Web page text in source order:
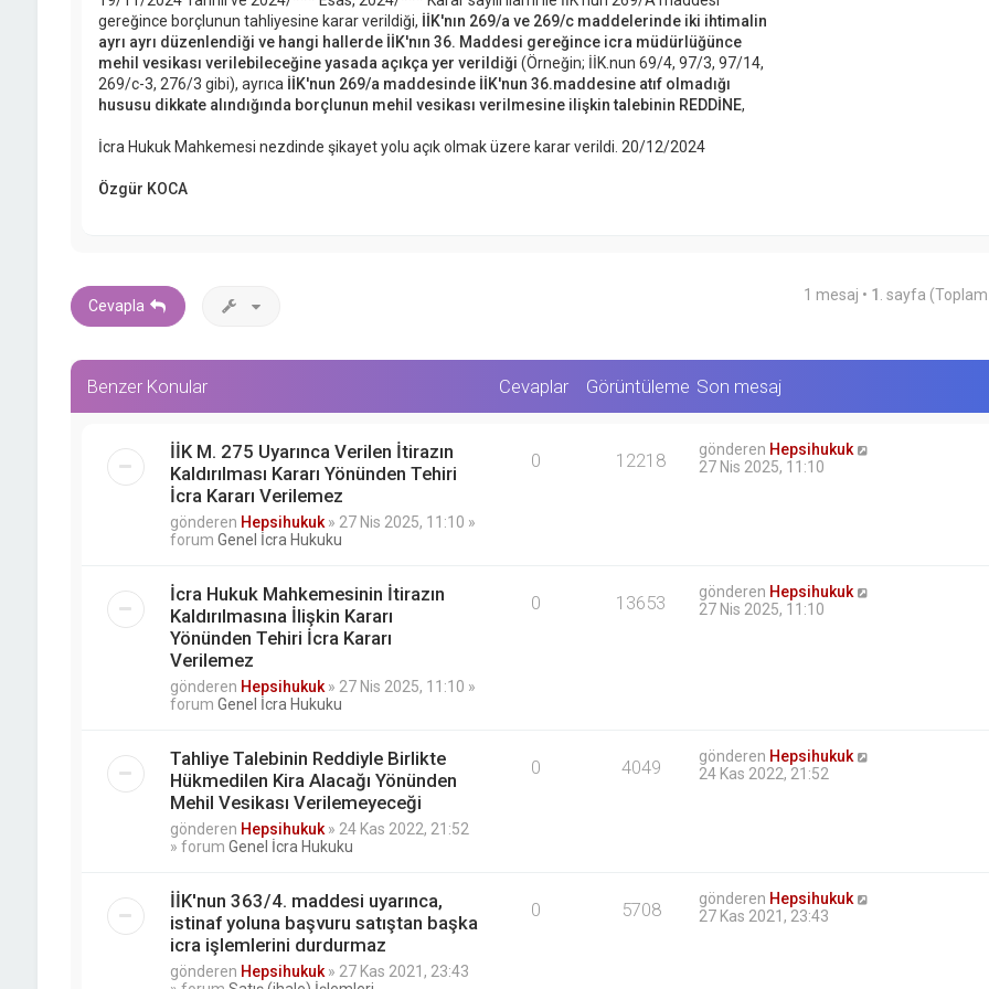
gereğince borçlunun tahliyesine karar verildiği, İİK'nın 269/a ve 269/c maddelerinde iki ihtimalin
ayrı ayrı düzenlendiği ve hangi hallerde İİK'nın 36. Maddesi gereğince icra müdürlüğünce
mehil vesikası verilebileceğine yasada açıkça yer verildiği (Örneğin; İİK.nun 69/4, 97/3, 97/14,
269/c-3, 276/3 gibi), ayrıcaİİK'nun 269/a maddesinde İİK'nun 36.maddesine atıf olmadığı
hususu dikkate alındığında borçlunun mehil vesikası verilmesine ilişkin talebinin REDDİNE,
İcra Hukuk Mahkemesi nezdinde şikayet yolu açık olmak üzere karar verildi. 20/12/2024
Özgür KOCA
Cevapla
1 mesaj • 1 . sayfa (Toplam
Benzer Konular Cevaplar Görüntüleme Son mesaj
İİK M. 275 Uyarınca Verilen İtirazın
Kaldırılması Kararı Yönünden Tehiri
İcra Kararı Verilemez
gönderen Hepsihukuk» 27 Nis 2025, 11:10 »
forum Genel İcra Hukuku
0 12218 gönderen Hepsihukuk
27 Nis 2025, 11:10
İcra Hukuk Mahkemesinin İtirazın
Kaldırılmasına İlişkin Kararı
Yönünden Tehiri İcra Kararı
Verilemez
gönderen Hepsihukuk» 27 Nis 2025, 11:10 »
forum Genel İcra Hukuku
0 13653 gönderen Hepsihukuk
27 Nis 2025, 11:10
Tahliye Talebinin Reddiyle Birlikte
Hükmedilen Kira Alacağı Yönünden
Mehil Vesikası Verilemeyeceği
gönderen Hepsihukuk» 24 Kas 2022, 21:52
» forum Genel İcra Hukuku
0 4049 gönderen Hepsihukuk
24 Kas 2022, 21:52
İİK'nun 363/4. maddesi uyarınca,
istinaf yoluna başvuru satıştan başka
icra işlemlerini durdurmaz
gönderen Hepsihukuk» 27 Kas 2021, 23:43
0 5708 gönderen Hepsihukuk
27 Kas 2021, 23:43